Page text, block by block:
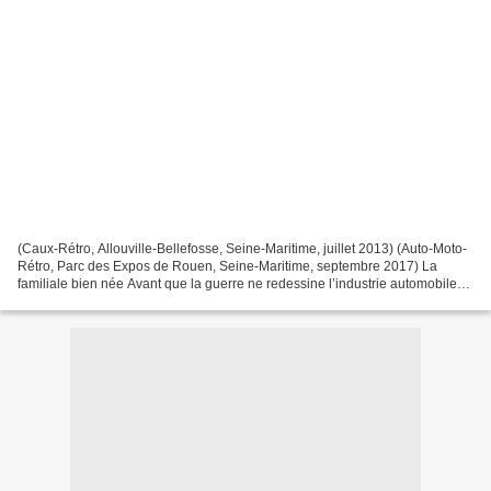
(Caux-Rétro, Allouville-Bellefosse, Seine-Maritime, juillet 2013) (Auto-Moto-
Rétro, Parc des Expos de Rouen, Seine-Maritime, septembre 2017) La
familiale bien née Avant que la guerre ne redessine l’industrie automobile